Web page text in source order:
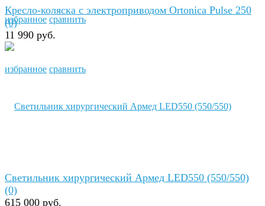
избранное сравнить
избранное сравнить
Кресло-коляска с электроприводом Ortonica Pulse 250
(0)
11 990 руб.
Светильник хирургический Армед LED550 (550/550)
(0)
615 000 руб.